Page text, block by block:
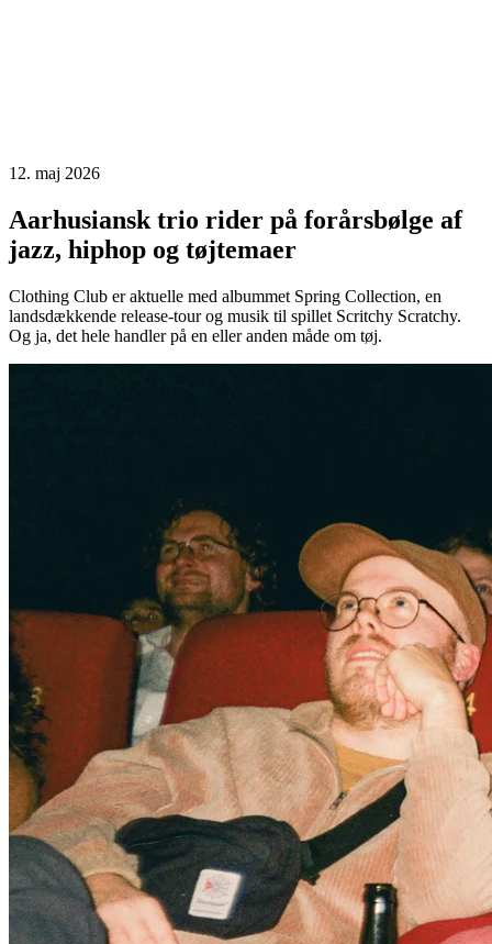
12. maj 2026
Aarhusiansk trio rider på forårsbølge af
jazz, hiphop og tøjtemaer
Clothing Club er aktuelle med albummet Spring Collection, en
landsdækkende release-tour og musik til spillet Scritchy Scratchy.
Og ja, det hele handler på en eller anden måde om tøj.